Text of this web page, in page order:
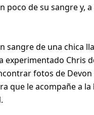
de su sangre y,
sangre de una chica
Chris
fotos de
que le acompañe a la